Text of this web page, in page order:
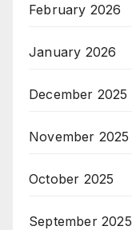
February 2026
January 2026
December 2025
November 2025
October 2025
September 2025